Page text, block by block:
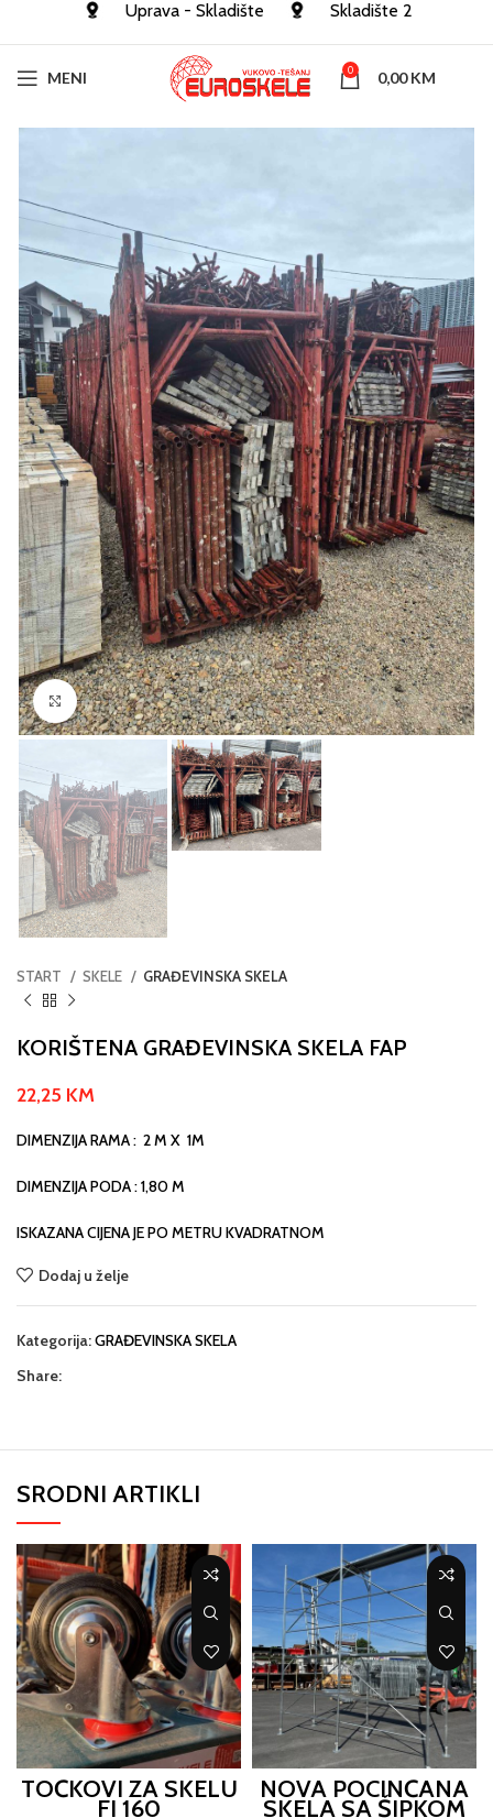
Uprava - Skladište Skladište 2
MENI 0 0,00KM
Click to enlarge
START SKELE GRAĐEVINSKA SKELA
KORIŠTENA GRAĐEVINSKA SKELA FAP
22,25 KM
DIMENZIJA RAMA : 2 M X 1M
DIMENZIJA PODA : 1,80 M
ISKAZANA CIJENA JE PO METRU KVADRATNOM
Dodaj u želje
Kategorija:GRAĐEVINSKA SKELA
Share:
SRODNI ARTIKLI
TOČKOVI ZA SKELU
FI 160
NOVA POCINČANA
SKELA SA ŠIPKOM